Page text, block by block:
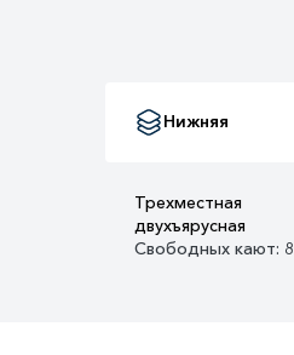
Нижняя
Трехместная
двухъярусная
Свободных кают: 8